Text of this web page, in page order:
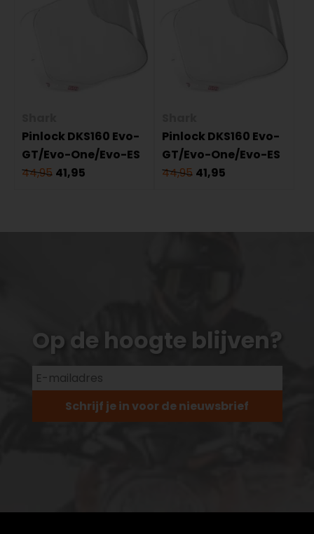
Pinlock DKS160 Evo-
GT/Evo-One/Evo-ES
44,95 41,95
Pinlock DKS160 Evo-
GT/Evo-One/Evo-ES
44,95 41,95
Op de hoogte blijven?
Schrijf je in voor de nieuwsbrief